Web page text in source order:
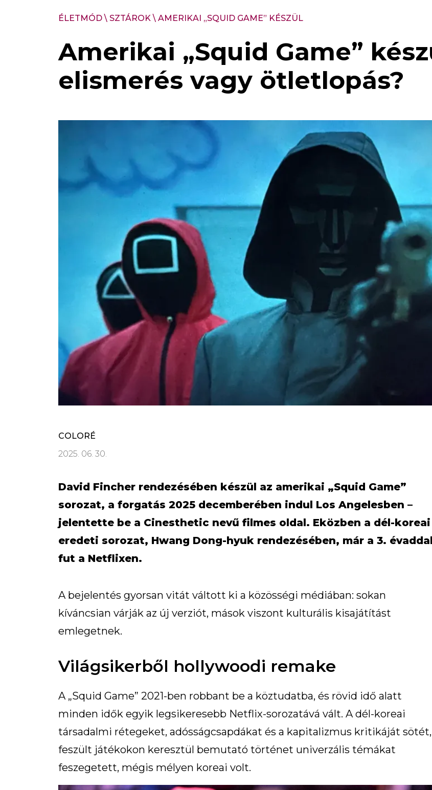
ÉLETMÓD\ SZTÁROK\ AMERIKAI „SQUID GAME” KÉSZÜL
Amerikai „Squid Game”
elismerés vagy ötletlopás?
COLORÉ
2025. 06. 30.
David Fincher rendezésében készül az amerikai „Squid Game”
sorozat, a forgatás 2025 decemberében indul Los Angelesben –
jelentette be a Cinesthetic nevű filmes oldal. Eközben a dél-koreai
eredeti sorozat, Hwang Dong-hyuk rendezésében, már a 3. évaddal
fut a Netflixen.
A bejelentés gyorsan vitát váltott ki a közösségi médiában: sokan
kíváncsian várják az új verziót, mások viszont kulturális kisajátítást
emlegetnek.
Világsikerből hollywoodi remake
A „Squid Game” 2021-ben robbant be a köztudatba, és rövid idő alatt
minden idők egyik legsikeresebb Netflix-sorozatává vált. A dél-koreai
társadalmi rétegeket, adósságcsapdákat és a kapitalizmus kritikáját sötét,
feszült játékokon keresztül bemutató történet univerzális témákat
feszegetett, mégis mélyen koreai volt.